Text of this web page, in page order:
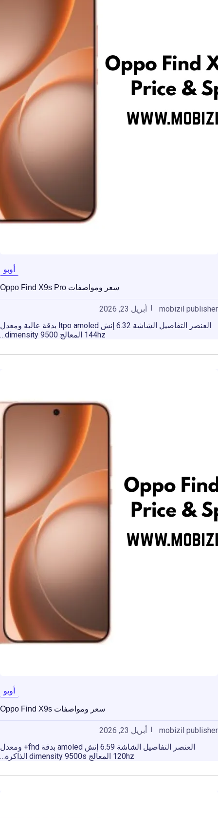
أوبو
سعر ومواصفات Oppo Find X9s Pro
mobizil publisher
أبريل 23, 2026
العنصر التفاصيل الشاشة 6.32 إنش ltpo amoled بدقة عالية ومعدل
144hz المعالج dimensity 9500…
أوبو
سعر ومواصفات Oppo Find X9s
mobizil publisher
أبريل 23, 2026
العنصر التفاصيل الشاشة 6.59 إنش amoled بدقة fhd+ ومعدل
120hz المعالج dimensity 9500s الذاكرة…